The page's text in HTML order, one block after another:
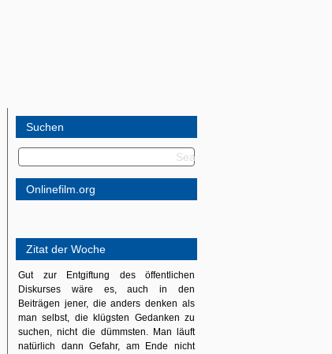
Suchen
Onlinefilm.org
Zitat der Woche
Gut zur Entgiftung des öffentlichen
Diskurses wäre es, auch in den
Beiträgen jener, die anders denken als
man selbst, die klügsten Gedanken zu
suchen, nicht die dümmsten. Man läuft
natürlich dann Gefahr, am Ende nicht